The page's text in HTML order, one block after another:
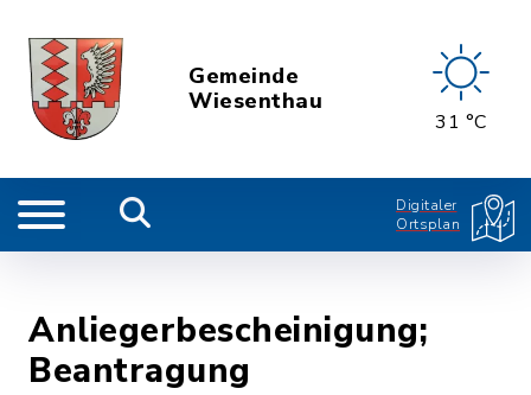
Gemeinde
Wiesenthau
31 °C
Digitaler
Ortsplan
Anliegerbescheinigung;
Beantragung